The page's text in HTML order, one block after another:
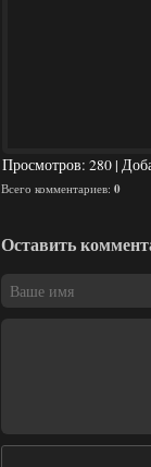
Просмотров: 280 |
Всего комментариев: 0
Оставить